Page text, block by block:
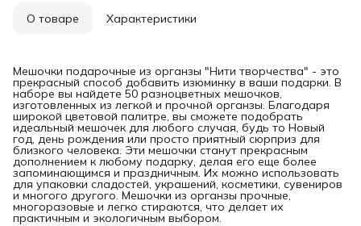
О товаре Характеристики
Мешочки подарочные из органзы "Нити творчества" - это
прекрасный способ добавить изюминку в ваши подарки. В
наборе вы найдете 50 разноцветных мешочков,
изготовленных из легкой и прочной органзы. Благодаря
широкой цветовой палитре, вы сможете подобрать
идеальный мешочек для любого случая, будь то Новый
год, день рождения или просто приятный сюрприз для
близкого человека. Эти мешочки станут прекрасным
дополнением к любому подарку, делая его еще более
запоминающимся и праздничным. Их можно использовать
для упаковки сладостей, украшений, косметики, сувениров
и многого другого. Мешочки из органзы прочные,
многоразовые и легко стираются, что делает их
практичным и экологичным выбором.